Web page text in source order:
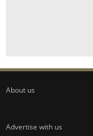
About us
Advertise with us